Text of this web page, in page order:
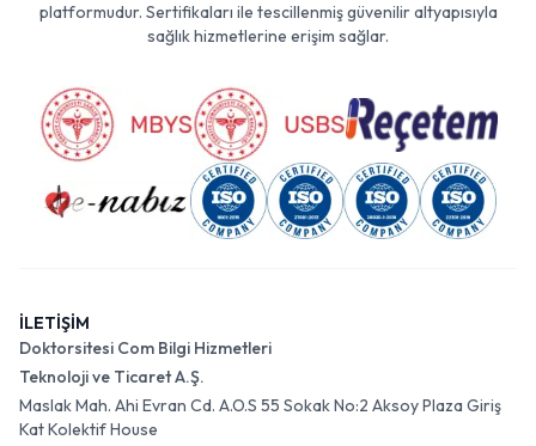
platformudur. Sertifikaları ile tescillenmiş güvenilir altyapısıyla
sağlık hizmetlerine erişim sağlar.
İLETİŞİM
Doktorsitesi Com Bilgi Hizmetleri
Teknoloji ve Ticaret A.Ş.
Maslak Mah. Ahi Evran Cd. A.O.S 55 Sokak No:2 Aksoy Plaza Giriş
Kat Kolektif House